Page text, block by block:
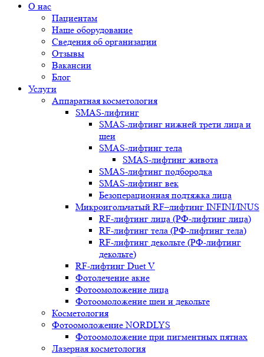
О нас
Пациентам
Наше оборудование
Сведения об организации
Отзывы
Вакансии
Блог
Услуги
Аппаратная косметология
SMAS-лифтинг
SMAS-лифтинг нижней трети лица и
шеи
SMAS-лифтинг тела
SMAS-лифтинг живота
SMAS-лифтинг подбородка
SMAS-лифтинг век
Безоперационная подтяжка лица
Микроигольчатый RF–лифтинг INFINI/INUS
RF-лифтинг лица (РФ-лифтинг лица)
RF-лифтинг тела (РФ-лифтинг тела)
RF-лифтинг декольте (РФ-лифтинг
декольте)
RF-лифтинг Duet V
Фотолечение акне
Фотоомоложение лица
Фотоомоложение шеи и декольте
Косметология
Фотоомоложение NORDLYS
Фотоомоложение при пигментных пятнах
Лазерная косметология